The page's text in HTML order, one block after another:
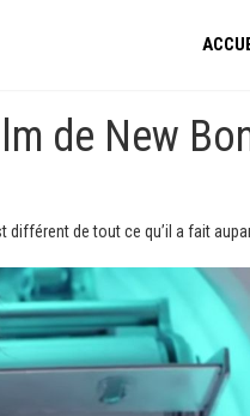
de New
différent de tout ce qu’il a fait